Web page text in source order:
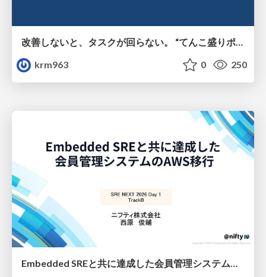
改善しないと、タスクが回らない。 “てんこ盛りポジション” を引き継いだ情シスの、入社3ヶ月の業務改善録
krm963
0 250